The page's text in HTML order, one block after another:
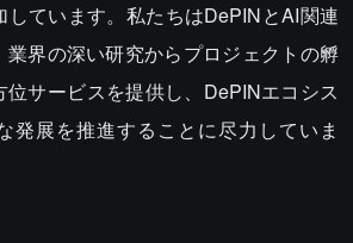
ています。私たちはDePINとAI関連
界の深い研究からプロジェクトの孵
サービスを提供し、DePINエコシス
発展を推進することに尽力していま